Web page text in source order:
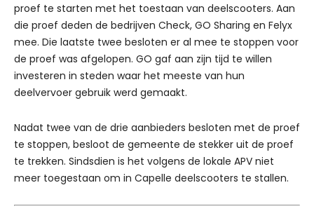
proef te starten met het toestaan van deelscooters. Aan
die proef deden de bedrijven Check, GO Sharing en Felyx
mee. Die laatste twee besloten er al mee te stoppen voor
de proef was afgelopen. GO gaf aan zijn tijd te willen
investeren in steden waar het meeste van hun
deelvervoer gebruik werd gemaakt.
Nadat twee van de drie aanbieders besloten met de proef
te stoppen, besloot de gemeente de stekker uit de proef
te trekken. Sindsdien is het volgens de lokale APV niet
meer toegestaan om in Capelle deelscooters te stallen.